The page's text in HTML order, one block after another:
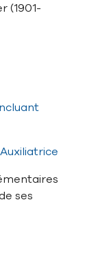
(1901-
ses